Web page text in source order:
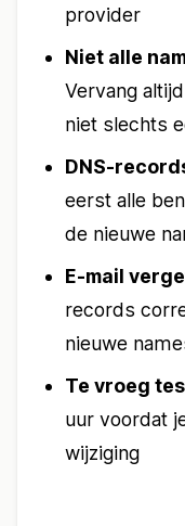
provider
Niet alle
Vervang
niet slechts
DNS-
eerst alle
de nieuwe
E-mail
records
nieuwe
Te vroeg
uur voordat
wijziging